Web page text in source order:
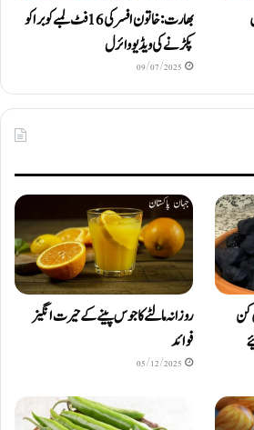
بھارت: خاتون افسر کی 16 فٹ لمبے کوبرا کو
پکڑنے کی ویڈیو وائرل
09/07/2025
کن
روزانہ مالٹے کا جوس پینے کے حیرت انگیز
فوائد
05/12/2025